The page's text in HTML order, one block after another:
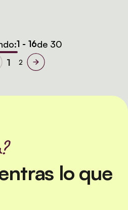
1 - 16de 30
1
2
lo que